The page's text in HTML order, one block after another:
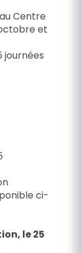
Centre
et
journées
ci-
le 25